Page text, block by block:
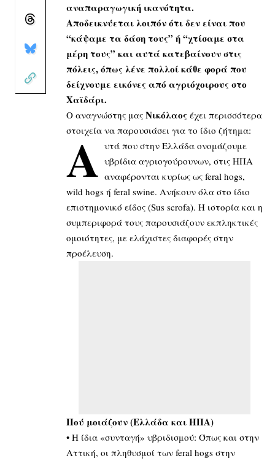
αναπαραγωγική ικανότητα.
Αποδεικνύεται λοιπόν ότι δεν είναι που
“κάψαμε τα δάση τους” ή “χτίσαμε στα
μέρη τους” και αυτά κατεβαίνουν στις
πόλεις, όπως λένε πολλοί κάθε φορά που
δείχνουμε εικόνες από αγριόχοιρους στο
Χαϊδάρι.
Ο αναγνώστης μας Νικόλαος έχει περισσότερα
στοιχεία να παρουσιάσει για το ίδιο ζήτημα:
Α υτά που στην Ελλάδα ονομάζουμε
υβρίδια αγριογούρουνων, στις ΗΠΑ
αναφέρονται κυρίως ως feral hogs,
wild hogs ή feral swine. Ανήκουν όλα στο ίδιο
επιστημονικό είδος (Sus scrofa). Η ιστορία και η
συμπεριφορά τους παρουσιάζουν εκπληκτικές
ομοιότητες, με ελάχιστες διαφορές στην
προέλευση.
Πού μοιάζουν (Ελλάδα και ΗΠΑ)
• Η ίδια «συνταγή» υβριδισμού: Όπως και στην
Αττική, οι πληθυσμοί των feral hogs στην